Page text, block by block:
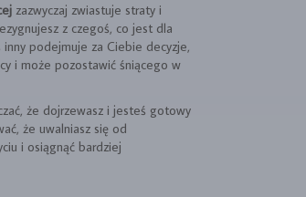
zazwyczaj zwiastuje straty i
z czegoś, co jest dla
podejmuje za Ciebie decyzje,
i może pozostawić śniącego w
że dojrzewasz i jesteś gotowy
że uwalniasz się od
i osiągnąć bardziej